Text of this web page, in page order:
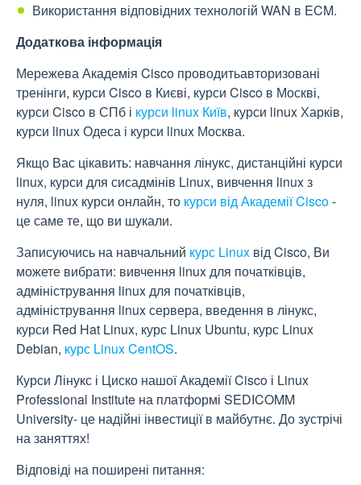
Використання відповідних технологій WAN в ECM.
Додаткова інформація
Мережева Академія Cisco проводитьавторизовані
тренінги, курси Cisco в Києві, курси Cisco в Москві,
курси Cisco в СПб і курси linux Київ, курси linux Харків,
курси linux Одеса і курси linux Москва.
Якщо Вас цікавить: навчання лінукс, дистанційні курси
linux, курси для сисадмінів Linux, вивчення linux з
нуля, linux курси онлайн, то курси від Академії Cisco-
це саме те, що ви шукали.
Записуючись на навчальний курс Linux від Cisco, Ви
можете вибрати: вивчення linux для початківців,
адміністрування linux для початківців,
адміністрування linux сервера, введення в лінукс,
курси Red Hat Linux, курс Linux Ubuntu, курс Linux
Debian, курс Linux CentOS.
Курси Лінукс і Циско нашої Академії Cisco і Linux
Professional Institute на платформі SEDICOMM
University- це надійні інвестиції в майбутнє. До зустрічі
на заняттях!
Відповіді на поширені питання: